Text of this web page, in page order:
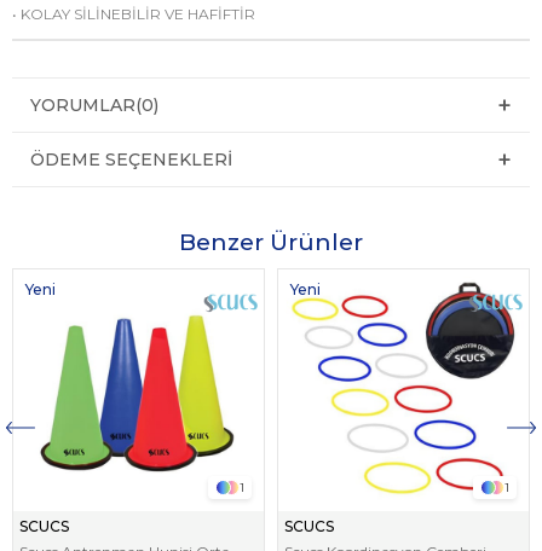
• KOLAY SİLİNEBİLİR VE HAFİFTİR
YORUMLAR(0)
ÖDEME SEÇENEKLERI
Benzer Ürünler
1
SCUCS
Yeni
1
SCUCS
Yeni
Ürün